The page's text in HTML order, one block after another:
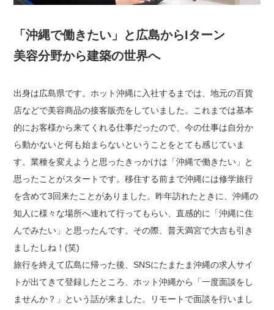
「沖縄で働きたい」と広島からIターン
美容分野から建築の世界へ
出身は広島県です。ホット沖縄に入社するまでは、地元の百貨
店などで美容商品の接客販売をしていました。これまでは基本
的にお客様から来てくれる仕事だったので、今の仕事は自分か
ら動かないと何も始まらないということをとても感じていま
す。業種を変えようと思ったきっかけは「沖縄で働きたい」と
思ったことがスタートです。移住する前まで沖縄には修学旅行
を含めて3回来たことがありました。昨年訪れたときに、沖縄の
知人に様々な場所へ連れて行ってもらい、直感的に「沖縄に住
んでみたい」と思ったんです。その際、普天満宮で大吉も引き
ましたしね！(笑)
旅行を終えて広島に帰った後、SNSにたまたま沖縄の求人サイ
トが出てきて登録したところ、ホット沖縄から「一度面談をし
ませんか？」という話が来ました。リモートで面談を行いまし